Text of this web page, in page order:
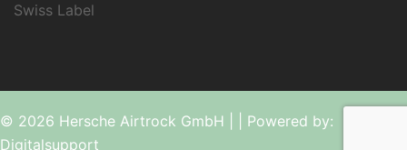
Swiss Label
© 2026 Hersche Airtrock GmbH
| Powered by:
Digitalsupport